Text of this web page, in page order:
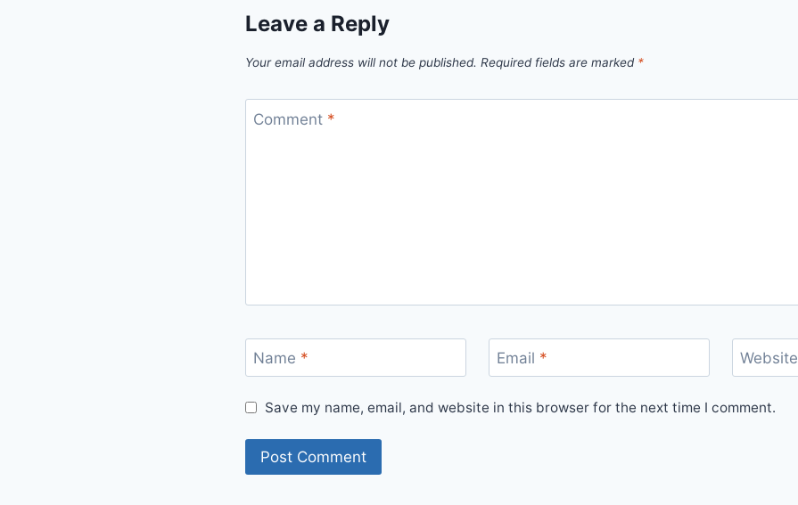
Leave a Reply
Your email address will not be published. Required fields are marked *
Comment *
Name * Email * Website
Save my name, email, and website in this browser for the next time I comment.